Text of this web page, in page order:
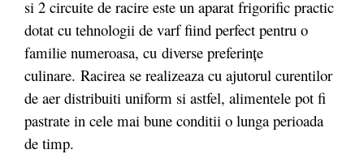
si 2 circuite de racire este un aparat frigorific practic
dotat cu tehnologii de varf fiind perfect pentru o
familie numeroasa, cu diverse preferințe
culinare. Racirea se realizeaza cu ajutorul curentilor
de aer distribuiti uniform si astfel, alimentele pot fi
pastrate in cele mai bune conditii o lunga perioada
de timp.